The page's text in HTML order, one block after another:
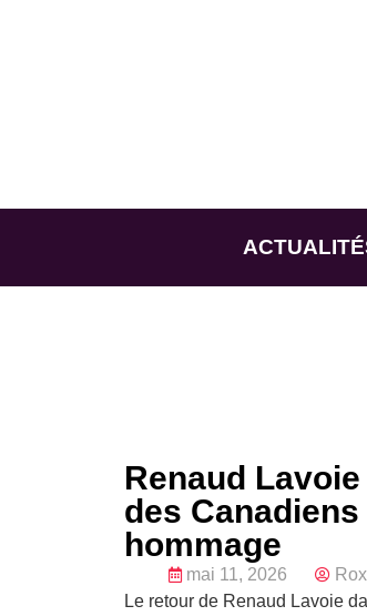
Renaud
des
hommage
mai 11, 2026
Le retour de Renaud Lavoie